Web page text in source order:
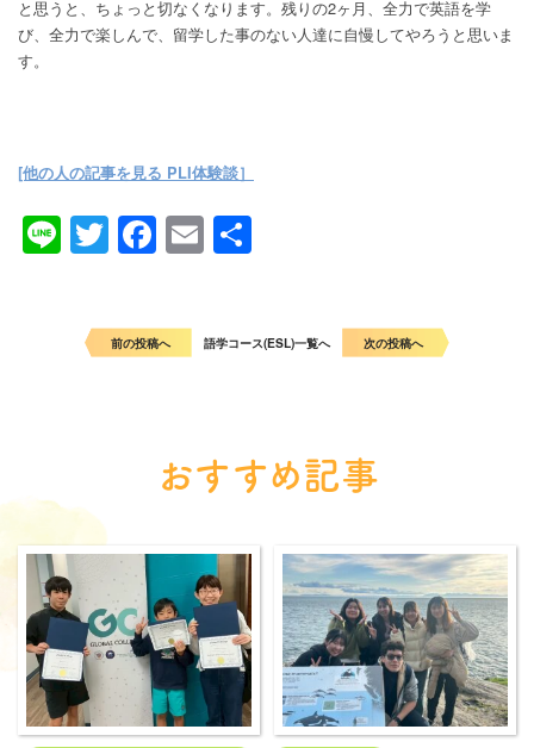
と思うと、ちょっと切なくなります。残りの2ヶ月、全力で英語を学
び、全力で楽しんで、留学した事のない人達に自慢してやろうと思いま
す。
[他の人の記事を見る PLI体験談］
LineTwitterFacebook
Email
前の投稿へ 語学コース(ESL)一覧へ 次の投稿へ
おすすめ記事